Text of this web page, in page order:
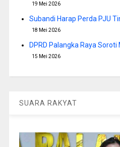
19 Mei 2026
Subandi Harap Perda PJU
18 Mei 2026
DPRD Palangka Raya
15 Mei 2026
SUARA RAKYAT